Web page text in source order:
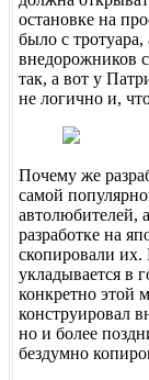
остановке на
было с
внедорожников
так, а вот у
не логично и,
Почему же
самой
автолюбителей,
разработке на
скопировали их.
укладывается в
конкретно этой
конструировал
но и более
бездумно